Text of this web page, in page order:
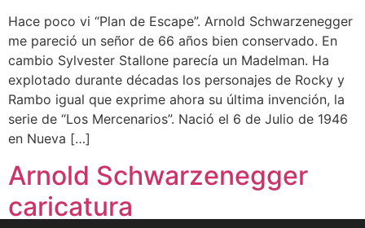
Hace poco vi “Plan de Escape”. Arnold Schwarzenegger
me pareció un señor de 66 años bien conservado. En
cambio Sylvester Stallone parecía un Madelman. Ha
explotado durante décadas los personajes de Rocky y
Rambo igual que exprime ahora su última invención, la
serie de “Los Mercenarios”. Nació el 6 de Julio de 1946
en Nueva […]
Arnold Schwarzenegger
caricatura